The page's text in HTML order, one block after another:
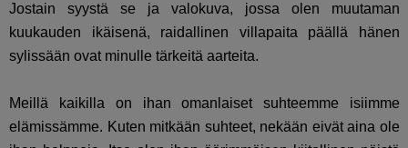
Jostain syystä se ja valokuva, jossa olen muutaman
kuukauden ikäisenä, raidallinen villapaita päällä hänen
sylissään ovat minulle tärkeitä aarteita.
Meillä kaikilla on ihan omanlaiset suhteemme isiimme
elämissämme. Kuten mitkään suhteet, nekään eivät aina ole